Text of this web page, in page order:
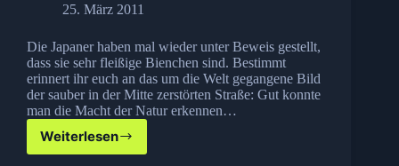
25. März 2011
Die Japaner haben mal wieder unter Beweis gestellt,
dass sie sehr fleißige Bienchen sind. Bestimmt
erinnert ihr euch an das um die Welt gegangene Bild
der sauber in der Mitte zerstörten Straße: Gut konnte
man die Macht der Natur erkennen…
WeiterlesenWiederaufbau